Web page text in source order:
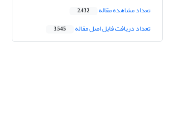
تعداد مشاهده مقاله 2,432
تعداد دریافت فایل اصل مقاله 3,545